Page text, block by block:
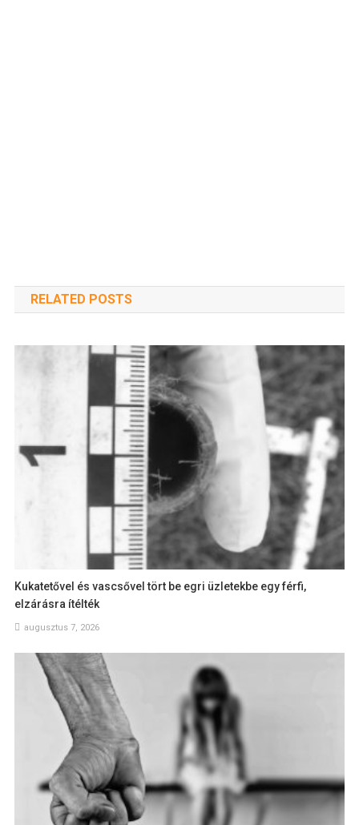
RELATED POSTS
Kukatetővel és vascsővel tört be egri üzletekbe egy férfi,
elzárásra ítélték
augusztus 7, 2026